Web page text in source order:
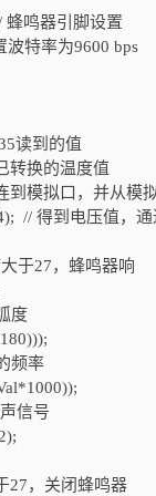
鸣器引脚设置
特率为9600 bps
到的值
换的温度值
到模拟口，并从模
// 得到电压值，
于27，蜂鸣器响
度
频率
信号
，关闭蜂鸣器